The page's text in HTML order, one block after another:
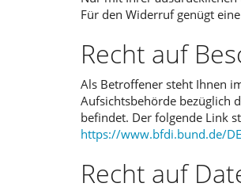
Für den Widerruf genügt
Recht auf
Als Betroffener steht Ihnen
Aufsichtsbehörde bezüglich
befindet. Der folgende Link
https://www.bfdi.bund.de/
Recht auf